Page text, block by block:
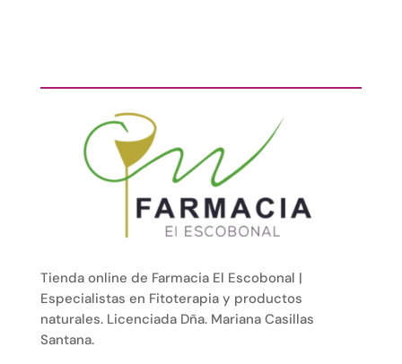
Tienda online de Farmacia El Escobonal |
Especialistas en Fitoterapia y productos
naturales. Licenciada Dña. Mariana Casillas
Santana.